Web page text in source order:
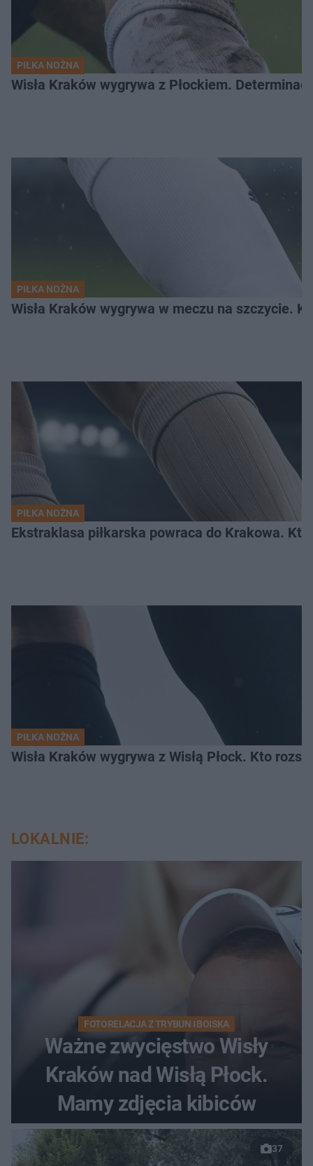
PIŁKA NOŻNA
Wisła Kraków wygrywa z Płockiem.
PIŁKA NOŻNA
Wisła Kraków wygrywa w meczu na szczycie.
PIŁKA NOŻNA
Ekstraklasa piłkarska powraca do Krakowa.
PIŁKA NOŻNA
Wisła Kraków wygrywa z Wisłą Płock. Kto
LOKALNIE:
FOTORELACJA Z TRYBUN I BOISKA
Ważne zwycięstwo Wisły
Kraków nad Wisłą Płock.
Mamy zdjęcia kibiców
37